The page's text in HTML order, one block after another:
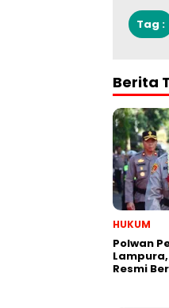
Tag :
Berita
HUKUM
Polwan
Resmi